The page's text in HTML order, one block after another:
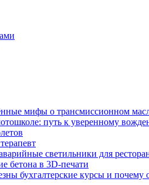
мифы о трансмиссионном
путь к уверенному
светильники для
бетона в 3D-печати
бухгалтерские курсы и почему